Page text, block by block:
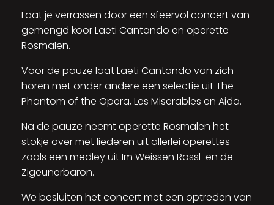
Laat je verrassen door een sfeervol concert van
gemengd koor Laeti Cantando en operette
Rosmalen.
Voor de pauze laat Laeti Cantando van zich
horen met onder andere een selectie uit The
Phantom of the Opera, Les Miserables en Aida.
Na de pauze neemt operette Rosmalen het
stokje over met liederen uit allerlei operettes
zoals een medley uit Im Weissen Rössl en de
Zigeunerbaron.
We besluiten het concert met een optreden van